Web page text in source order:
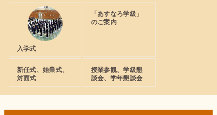
入学式
「あすなろ学級」
のご案内
新任式、始業式、
対面式
授業参観、学級懇
談会、学年懇談会